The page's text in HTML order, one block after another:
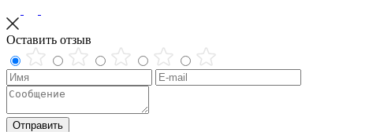
Оставить отзыв
Отправить